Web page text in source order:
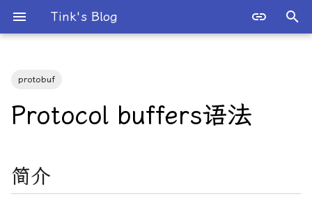
Tink's Blog
开
搜
索
2025 年
2024 年
2023 年
工程实践与运维
并发与系统编程
数学
protobuf
Protocol buffers语法
简介